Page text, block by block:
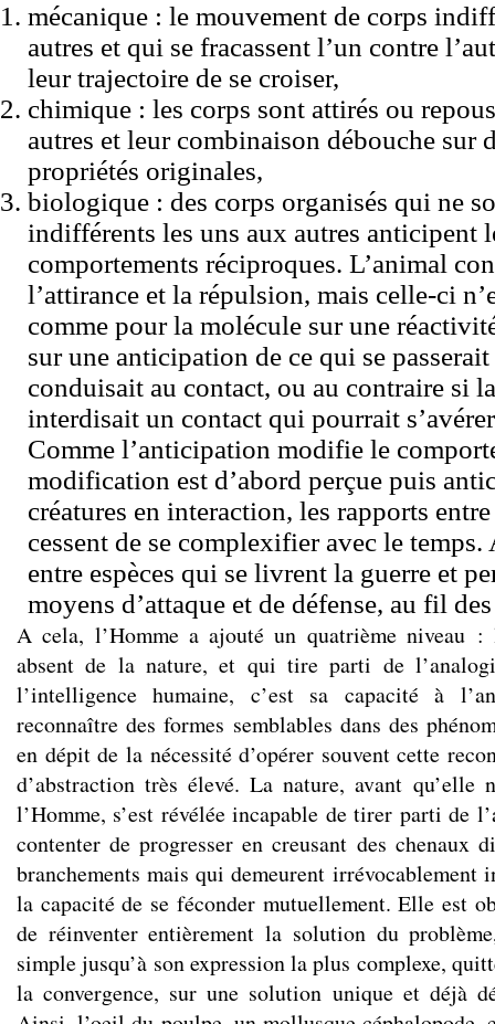
mécanique : le mouvement de corps
autres et qui se fracassent l’un contre
leur trajectoire de se croiser,
chimique : les corps sont attirés ou
autres et leur combinaison débouche sur
propriétés originales,
biologique : des corps organisés qui ne
indifférents les uns aux autres anticipent
comportements réciproques. L’animal
l’attirance et la répulsion, mais celle-ci
comme pour la molécule sur une
sur une anticipation de ce qui se
conduisait au contact, ou au contraire si
interdisait un contact qui pourrait
Comme l’anticipation modifie le
modification est d’abord perçue puis
créatures en interaction, les rapports
cessent de se complexifier avec le temps.
entre espèces qui se livrent la guerre et
moyens d’attaque et de défense, au fil
A cela, l’Homme a ajouté un quatrième niveau
absent de la nature, et qui tire parti de
l’intelligence humaine, c’est sa capacité à
reconnaître des formes semblables dans des
en dépit de la nécessité d’opérer souvent cette
d’abstraction très élevé. La nature, avant qu’elle
l’Homme, s’est révélée incapable de tirer parti de
contenter de progresser en creusant des chenaux
branchements mais qui demeurent irrévocablement
la capacité de se féconder mutuellement. Elle est
de réinventer entièrement la solution du
simple jusqu’à son expression la plus complexe,
la convergence, sur une solution unique et déjà